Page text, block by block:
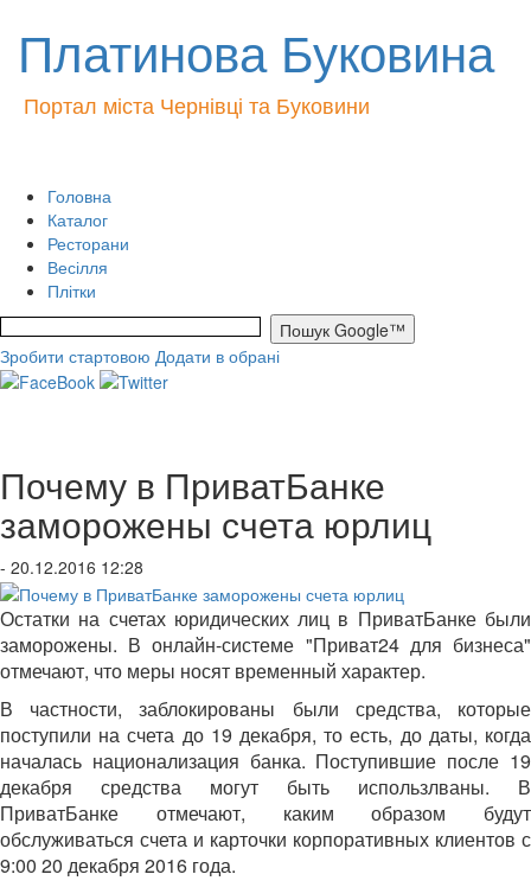
Платинова Буковина
Портал міста Чернівці та Буковини
Головна
Каталог
Ресторани
Весілля
Плітки
Зробити стартовою Додати в обрані
Почему в ПриватБанке
заморожены счета юрлиц
- 20.12.2016 12:28
Остатки на счетах юридических лиц в ПриватБанке были
заморожены. В онлайн-системе "Приват24 для бизнеса"
отмечают, что меры носят временный характер.
В частности, заблокированы были средства, которые
поступили на счета до 19 декабря, то есть, до даты, когда
началась национализация банка. Поступившие после 19
декабря средства могут быть использлваны. В
ПриватБанке отмечают, каким образом будут
обслуживаться счета и карточки корпоративных клиентов с
9:00 20 декабря 2016 года.